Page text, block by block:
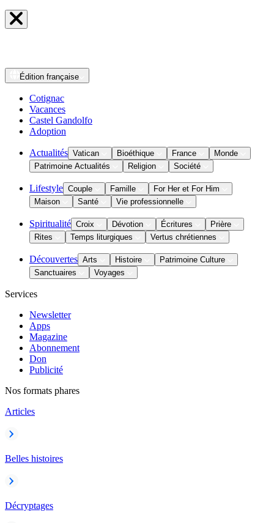
Édition française
Cotignac
Vacances
Castel Gandolfo
Adoption
Actualités Vatican Bioéthique France
Monde
Patrimoine Actualités
Religion Société
Lifestyle Couple Famille
For Her et For Him
Maison
Santé Vie professionnelle
Spiritualité Croix Dévotion Écritures
Prière
Rites
Temps liturgiques Vertus chrétiennes
Découvertes Arts Histoire
Patrimoine Culture
Sanctuaires
Voyages
Services
Newsletter
Apps
Magazine
Abonnement
Don
Publicité
Nos formats phares
Articles
Belles histoires
Décryptages